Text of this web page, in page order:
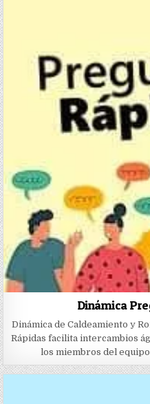
Dinámica
Dinámica de Caldeamiento y
Rápidas facilita intercambios
los miembros del